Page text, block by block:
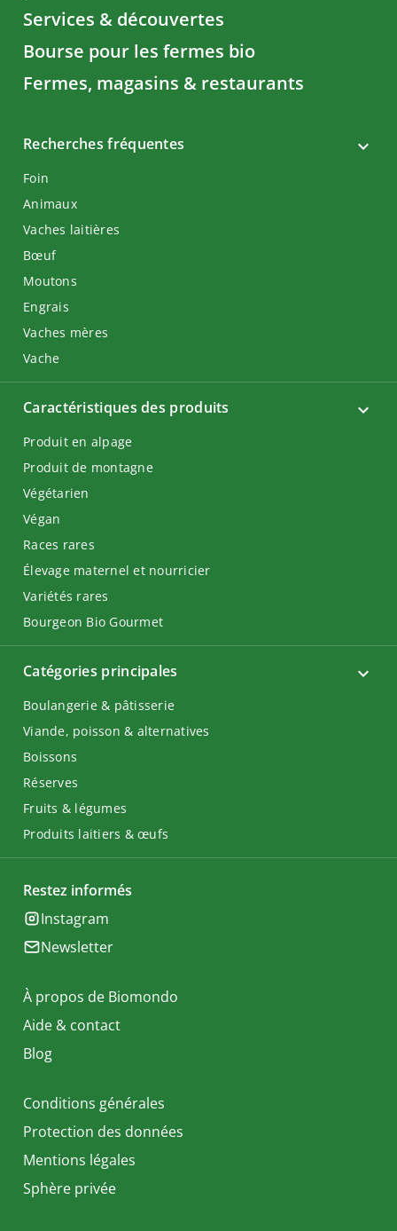
Services & découvertes
Bourse pour les fermes bio
Fermes, magasins & restaurants
Recherches fréquentes
Foin
Animaux
Vaches laitières
Bœuf
Moutons
Engrais
Vaches mères
Vache
Catégories principales
Boulangerie & pâtisserie
Viande, poisson & alternatives
Boissons
Réserves
Fruits & légumes
Produits laitiers & œufs
Caractéristiques des produits
Produit en alpage
Produit de montagne
Végétarien
Végan
Races rares
Élevage maternel et nourricier
Variétés rares
Bourgeon Bio Gourmet
Restez informés
Instagram
Newsletter
À propos de Biomondo
Aide & contact
Blog
Conditions générales
Protection des données
Mentions légales
Sphère privée